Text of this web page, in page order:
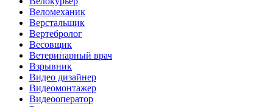
Веломеханик
Верстальщик
Вертебролог
Весовщик
Ветеринарный врач
Взрывник
Видео дизайнер
Видеомонтажер
Видеооператор